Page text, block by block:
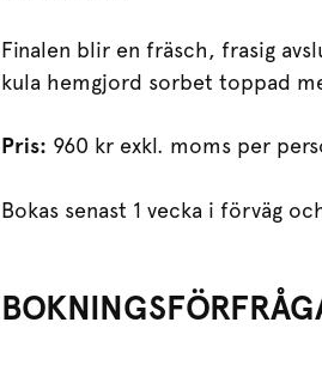
Finalen blir en fräsch, frasig
kula hemgjord sorbet toppad
Pris: 960 kr exkl. moms per
Bokas senast 1 vecka i förväg